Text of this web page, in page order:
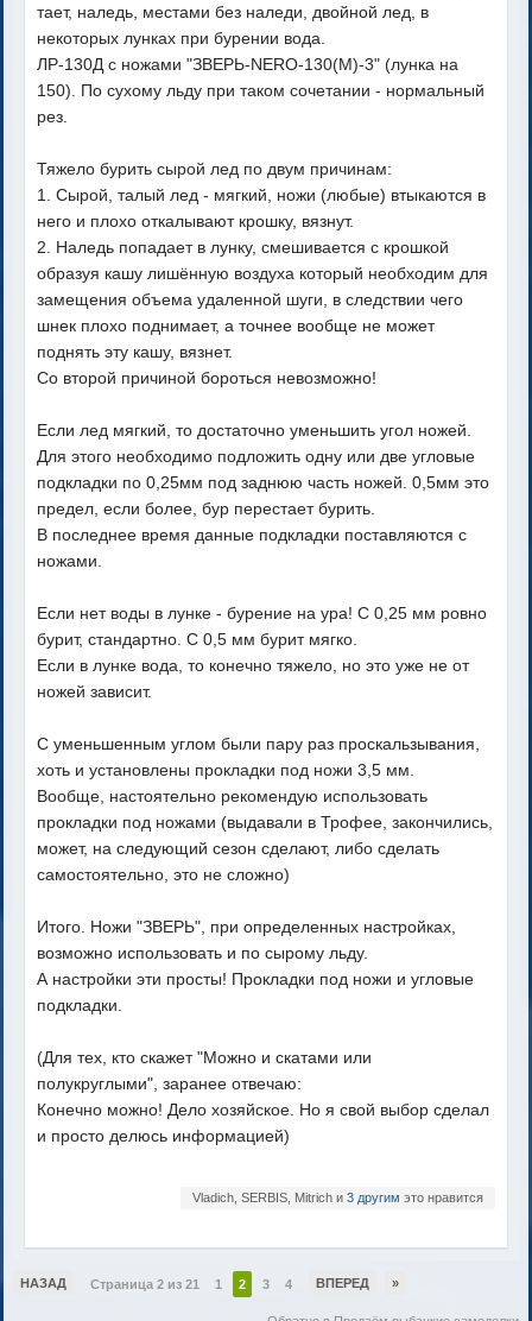
тает, наледь, местами без наледи, двойной лед, в
некоторых лунках при бурении вода.
ЛР-130Д с ножами "ЗВЕРЬ-NERO-130(М)-3" (лунка на
150). По сухому льду при таком сочетании - нормальный
рез.
Тяжело бурить сырой лед по двум причинам:
1. Сырой, талый лед - мягкий, ножи (любые) втыкаются в
него и плохо откалывают крошку, вязнут.
2. Наледь попадает в лунку, смешивается с крошкой
образуя кашу лишённую воздуха который необходим для
замещения объема удаленной шуги, в следствии чего
шнек плохо поднимает, а точнее вообще не может
поднять эту кашу, вязнет.
Со второй причиной бороться невозможно!
Если лед мягкий, то достаточно уменьшить угол ножей.
Для этого необходимо подложить одну или две угловые
подкладки по 0,25мм под заднюю часть ножей. 0,5мм это
предел, если более, бур перестает бурить.
В последнее время данные подкладки поставляются с
ножами.
Если нет воды в лунке - бурение на ура! С 0,25 мм ровно
бурит, стандартно. С 0,5 мм бурит мягко.
Если в лунке вода, то конечно тяжело, но это уже не от
ножей зависит.
С уменьшенным углом были пару раз проскальзывания,
хоть и установлены прокладки под ножи 3,5 мм.
Вообще, настоятельно рекомендую использовать
прокладки под ножами (выдавали в Трофее, закончились,
может, на следующий сезон сделают, либо сделать
самостоятельно, это не сложно)
Итого. Ножи "ЗВЕРЬ", при определенных настройках,
возможно использовать и по сырому льду.
А настройки эти просты! Прокладки под ножи и угловые
подкладки.
(Для тех, кто скажет "Можно и скатами или
полукруглыми", заранее отвечаю:
Конечно можно! Дело хозяйское. Но я свой выбор сделал
и просто делюсь информацией)
Vladich, SERBIS, Mitrich и 3 другим это нравится
НАЗАД Страница 2 из 21 1 2 3 4 ВПЕРЕД »